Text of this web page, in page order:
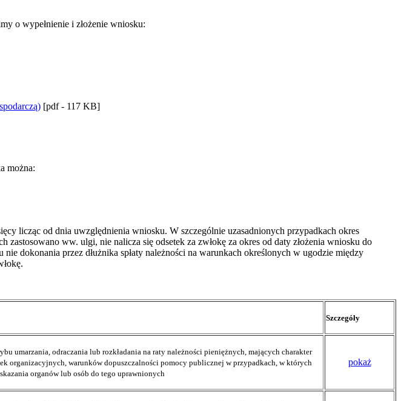
o wypełnienie i złożenie wniosku:
[pdf - 117 KB]
można:
licząc od dnia uwzględnienia wniosku. W szczególnie uzasadnionych przypadkach okres
zastosowano ww. ulgi, nie nalicza się odsetek za zwłokę za okres od daty złożenia wniosku do
dokonania przez dłużnika spłaty należności na warunkach określonych w ugodzie między
Szczegóły
umarzania, odraczania lub rozkładania na raty należności pieniężnych, mających charakter
organizacyjnych, warunków dopuszczalności pomocy publicznej w przypadkach, w których
organów lub osób do tego uprawnionych
pokaż